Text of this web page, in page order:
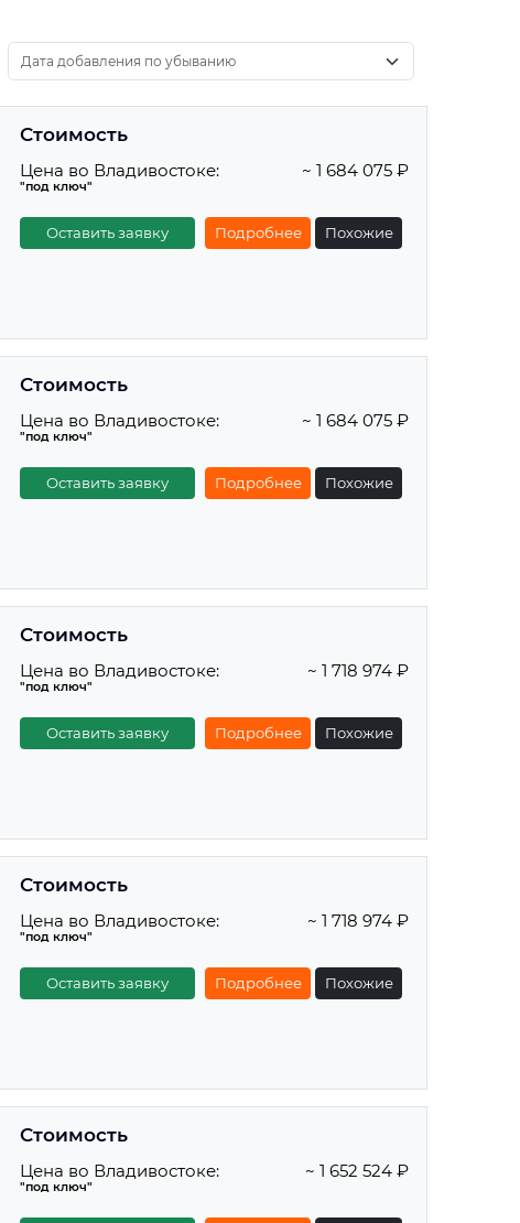
Стоимость
Цена во Владивостоке:
"под ключ"
~ 1 684 075 ₽
Оставить заявку Подробнее Похожие
Стоимость
Цена во Владивостоке:
"под ключ"
~ 1 684 075 ₽
Оставить заявку Подробнее Похожие
Стоимость
Цена во Владивостоке:
"под ключ"
~ 1 718 974 ₽
Оставить заявку Подробнее Похожие
Стоимость
Цена во Владивостоке:
"под ключ"
~ 1 718 974 ₽
Оставить заявку Подробнее Похожие
Стоимость
Цена во Владивостоке:
"под ключ"
~ 1 652 524 ₽